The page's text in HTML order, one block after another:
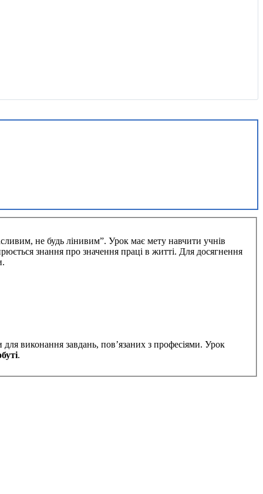
не будь лінивим”. Урок має мету навчити учнів
знання про значення праці в житті. Для досягнення
виконання завдань, пов’язаних з професіями. Урок
.